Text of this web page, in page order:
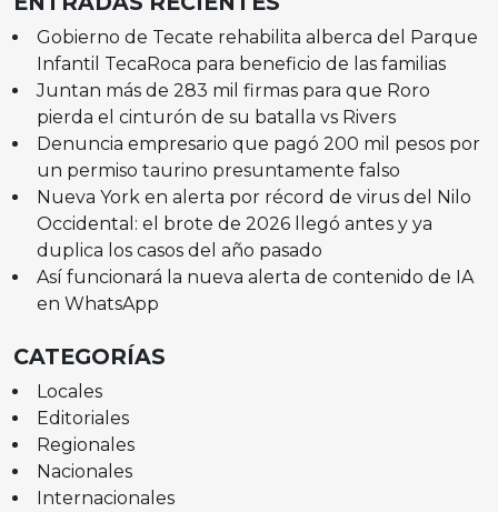
Gobierno de Tecate rehabilita alberca del Parque
Infantil TecaRoca para beneficio de las familias
Juntan más de 283 mil firmas para que Roro
pierda el cinturón de su batalla vs Rivers
Denuncia empresario que pagó 200 mil pesos por
un permiso taurino presuntamente falso
Nueva York en alerta por récord de virus del Nilo
Occidental: el brote de 2026 llegó antes y ya
duplica los casos del año pasado
Así funcionará la nueva alerta de contenido de IA
en WhatsApp
CATEGORÍAS
Locales
Editoriales
Regionales
Nacionales
Internacionales